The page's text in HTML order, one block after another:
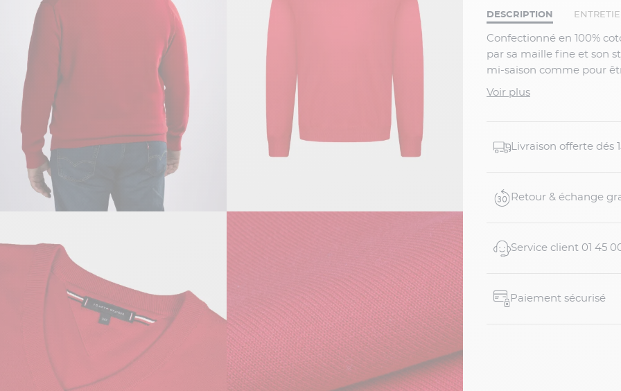
DESCRIPTION
Confectionné en
100%
par sa maille fine et son
mi-saison comme pour
élégance et confort au
Pull col V rouge
Bords-côtes aux
Voir plus
Livraison offerte dés
Retour & échange
Service client 01 45
Paiement sécurisé